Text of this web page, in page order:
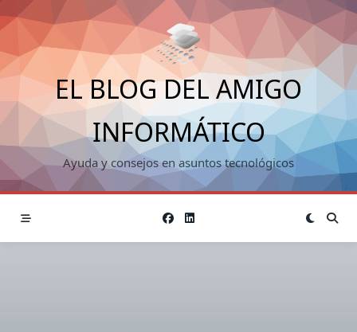
Saltar
al
contenido
EL BLOG DEL AMIGO
INFORMÁTICO
Ayuda y consejos en asuntos tecnológicos